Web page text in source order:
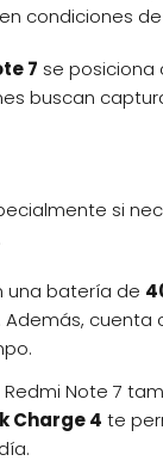
condiciones de
7 se posiciona
buscan
si
una batería de
cuenta
Redmi Note 7
Charge 4 te